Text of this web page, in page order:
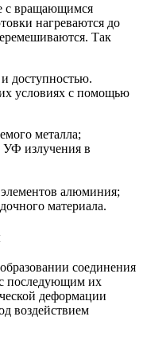
с вращающимся
нагреваются до
Так
доступностью.
условиях с помощью
металла;
УФ излучения в
алюминия;
материала.
соединения
с последующим их
деформации
воздействием